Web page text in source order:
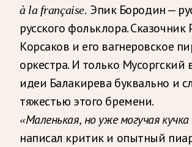
à la française. Эпик Бородин —
русского фольклора.
Корсаков и его вагнеровское
оркестра. И только Мусоргский
идеи Балакирева буквально и
тяжестью этого бремени.
«Маленькая, но уже могучая
написал критик и опытный